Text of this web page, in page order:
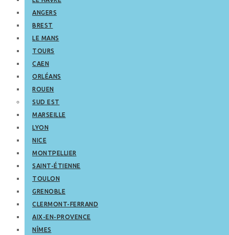
ANGERS
BREST
LE MANS
TOURS
CAEN
ORLÉANS
ROUEN
SUD EST
MARSEILLE
LYON
NICE
MONTPELLIER
SAINT-ÉTIENNE
TOULON
GRENOBLE
CLERMONT-FERRAND
AIX-EN-PROVENCE
NÎMES